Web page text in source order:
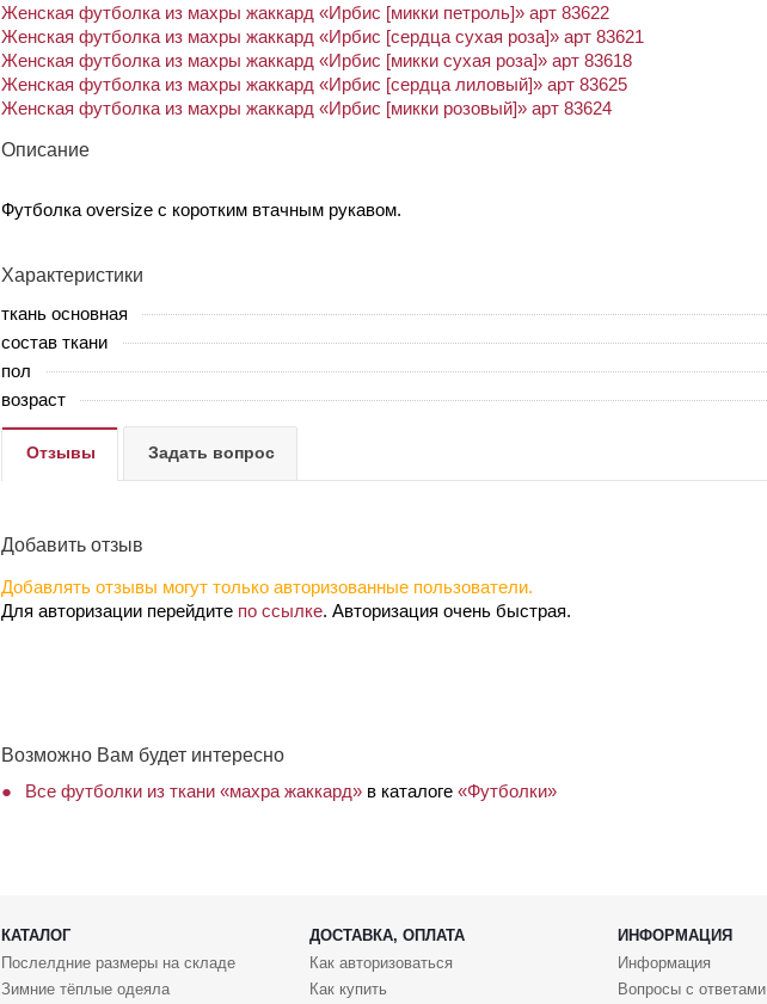
Женская футболка из махры жаккард «Ирбис [микки петроль]» арт 83622
Женская футболка из махры жаккард «Ирбис [сердца сухая роза]» арт 83621
Женская футболка из махры жаккард «Ирбис [микки сухая роза]» арт 83618
Женская футболка из махры жаккард «Ирбис [сердца лиловый]» арт 83625
Женская футболка из махры жаккард «Ирбис [микки розовый]» арт 83624
Описание
Футболка oversize с коротким втачным рукавом.
Характеристики
ткань основная
состав ткани
пол
возраст
Отзывы Задать вопрос
Добавить отзыв
Добавлять отзывы могут только авторизованные пользователи.
Для авторизации перейдите по ссылке. Авторизация очень быстрая.
Возможно Вам будет интересно
Все футболки из ткани «махра жаккард» в каталоге «Футболки»
КАТАЛОГ ДОСТАВКА, ОПЛАТА
ИНФОРМАЦИЯ
Послелдние размеры на складе
Зимние тёплые одеяла
Как авторизоваться
Как купить
Информация
Вопросы с ответами